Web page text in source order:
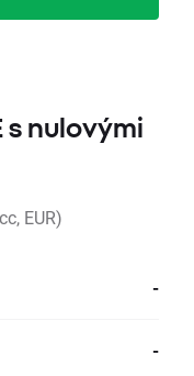
s nulovými
EUR)
-
-